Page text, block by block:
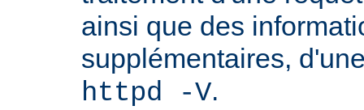
ainsi que des
supplémentaires,
httpd -V.